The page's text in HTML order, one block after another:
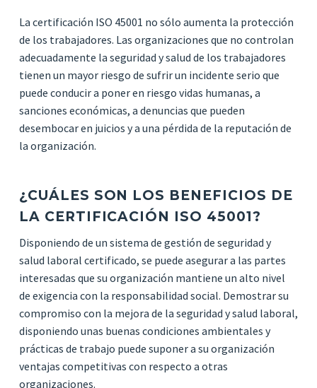
La certificación ISO 45001 no sólo aumenta la protección
de los trabajadores. Las organizaciones que no controlan
adecuadamente la seguridad y salud de los trabajadores
tienen un mayor riesgo de sufrir un incidente serio que
puede conducir a poner en riesgo vidas humanas, a
sanciones económicas, a denuncias que pueden
desembocar en juicios y a una pérdida de la reputación de
la organización.
¿CUÁLES SON LOS BENEFICIOS DE
LA CERTIFICACIÓN ISO 45001?
Disponiendo de un sistema de gestión de seguridad y
salud laboral certificado, se puede asegurar a las partes
interesadas que su organización mantiene un alto nivel
de exigencia con la responsabilidad social. Demostrar su
compromiso con la mejora de la seguridad y salud laboral,
disponiendo unas buenas condiciones ambientales y
prácticas de trabajo puede suponer a su organización
ventajas competitivas con respecto a otras
organizaciones.